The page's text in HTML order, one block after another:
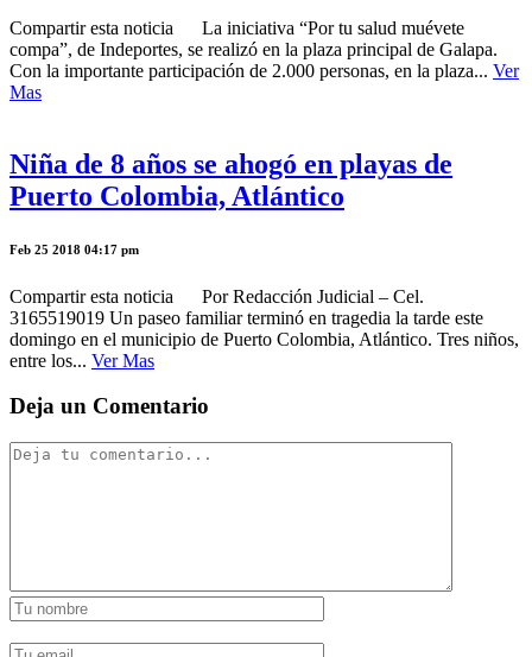
Compartir esta noticia La iniciativa “Por tu salud muévete
compa”, de Indeportes, se realizó en la plaza principal de Galapa.
Con la importante participación de 2.000 personas, en la plaza... Ver
Mas
Niña de 8 años se ahogó en playas de
Puerto Colombia, Atlántico
Feb 25 2018 04:17 pm
Compartir esta noticia Por Redacción Judicial – Cel.
3165519019 Un paseo familiar terminó en tragedia la tarde este
domingo en el municipio de Puerto Colombia, Atlántico. Tres niños,
entre los... Ver Mas
Deja un Comentario